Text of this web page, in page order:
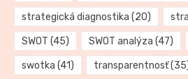
strategická diagnostika (20)
SWOT (45) SWOT analýza (47)
swotka (41) transparentnosť